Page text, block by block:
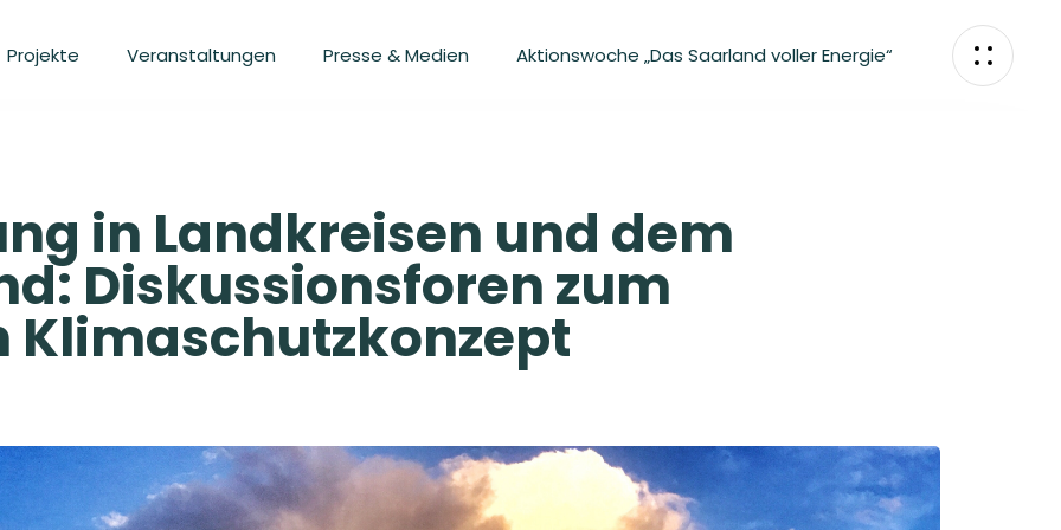
Projekte Veranstaltungen Presse & Medien Aktionswoche „Das Saarland voller Energie“
in Landkreisen und dem
Diskussionsforen zum